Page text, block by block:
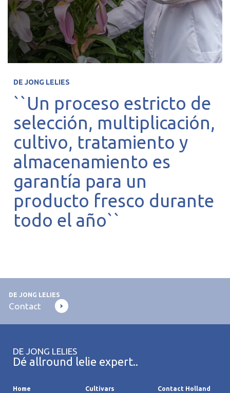
DE JONG LELIES
``Un proceso estricto de
selección, multiplicación,
cultivo, tratamiento y
almacenamiento es
garantía para un
producto fresco durante
todo el año``
DE JONG LELIES
Contact
DE JONG LELIES
Dé allround lelie expert..
Home
Cultivars
Contact Holland